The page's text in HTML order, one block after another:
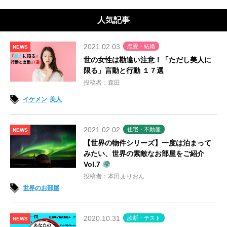
人気記事
NEWS 2021.02.03 恋愛・結婚
世の女性は勘違い注意！「ただし美人に
限る」言動と行動 １７選
投稿者：森田
イケメン 美人
NEWS 2021.02.02 住宅・不動産
【世界の物件シリーズ】一度は泊まって
みたい、世界の素敵なお部屋をご紹介
Vol.7
投稿者：本田まりおん
世界のお部屋
NEWS 2020.10.31 診断・テスト